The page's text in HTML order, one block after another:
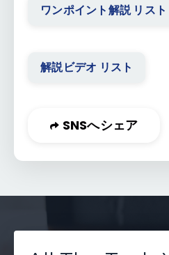
ワンポイント解説 リスト
解説ビデオ リスト
SNSへシェア